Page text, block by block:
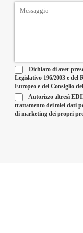
Dichiaro di aver
Legislativo 196/2003 e del
Europeo e del Consiglio
Autorizzo altresì
trattamento dei miei dati
di marketing dei propri